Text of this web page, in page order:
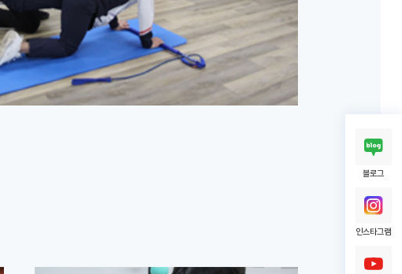
블로그
인스타그램